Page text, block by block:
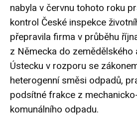
nabyla v červnu tohoto roku
kontrol České inspekce
přepravila firma v průběhu
z Německa do zemědělského
Ústecku v rozporu se
heterogenní směsi odpadů,
podsítné frakce z
komunálního odpadu.